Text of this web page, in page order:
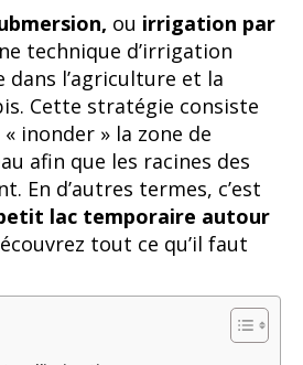
ou irrigation par
technique d’irrigation
l’agriculture et la
Cette stratégie consiste
inonder » la zone de
afin que les racines des
En d’autres termes, c’est
lac temporaire autour
tout ce qu’il faut